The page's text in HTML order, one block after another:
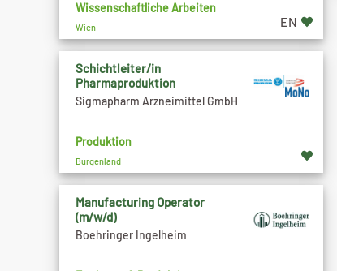
Wissenschaftliche Arbeiten
Wien EN
Schichtleiter/in
Pharmaproduktion
Sigmapharm Arzneimittel GmbH
Produktion
Burgenland
Manufacturing Operator
(m/w/d)
Boehringer Ingelheim